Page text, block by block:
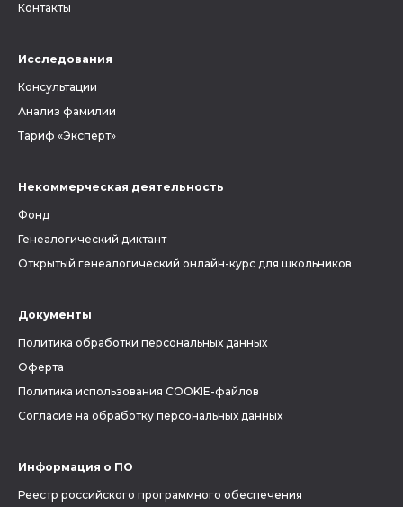
Контакты
Исследования
Консультации
Анализ фамилии
Тариф «Эксперт»
Некоммерческая деятельность
Фонд
Генеалогический диктант
Открытый генеалогический онлайн-курс для школьников
Документы
Политика обработки персональных данных
Оферта
Политика использования COOKIE-файлов
Согласие на обработку персональных данных
Информация о ПО
Реестр российского программного обеспечения